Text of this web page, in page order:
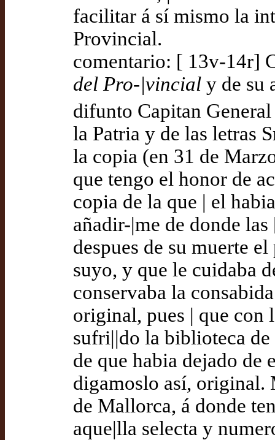
facilitar á sí mismo la
Provincial.
comentario: [ 13v-14r]
del Pro-|vincial y de su
difunto Capitan
la Patria y de las letras
la copia (en 31 de
que tengo el honor de
copia de la que | el
añadir-|me de donde
despues de su muerte
suyo, y que le cuidaba
conservaba la
original, pues | que con
sufri||do la biblioteca de
de que habia dejado de
digamoslo así, original.
de Mallorca, á donde
aque|lla selecta y